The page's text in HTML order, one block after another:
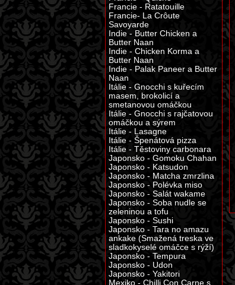
Francie - Ratatouille
Francie- La Crôute
Savoyarde
Indie - Butter Chicken a
Butter Naan
Indie - Chicken Korma a
Butter Naan
Indie - Palak Paneer a Butter
Naan
Itálie - Gnocchi s kuřecím
masem, brokolicí a
smetanovou omáčkou
Itálie - Gnocchi s rajčatovou
omáčkou a sýrem
Itálie - Lasagne
Itálie - Špenátová pizza
Itálie - Těstoviny carbonara
Japonsko - Gomoku Chahan
Japonsko - Katsudon
Japonsko - Matcha zmrzlina
Japonsko - Polévka miso
Japonsko - Salát wakame
Japonsko - Soba nudle se
zeleninou a tofu
Japonsko - Sushi
Japonsko - Tara no amazu
ankake (Smažená treska ve
sladkokyselé omáčce s rýží)
Japonsko - Tempura
Japonsko - Udon
Japonsko - Yakitori
Mexiko - Chilli Con Carne s